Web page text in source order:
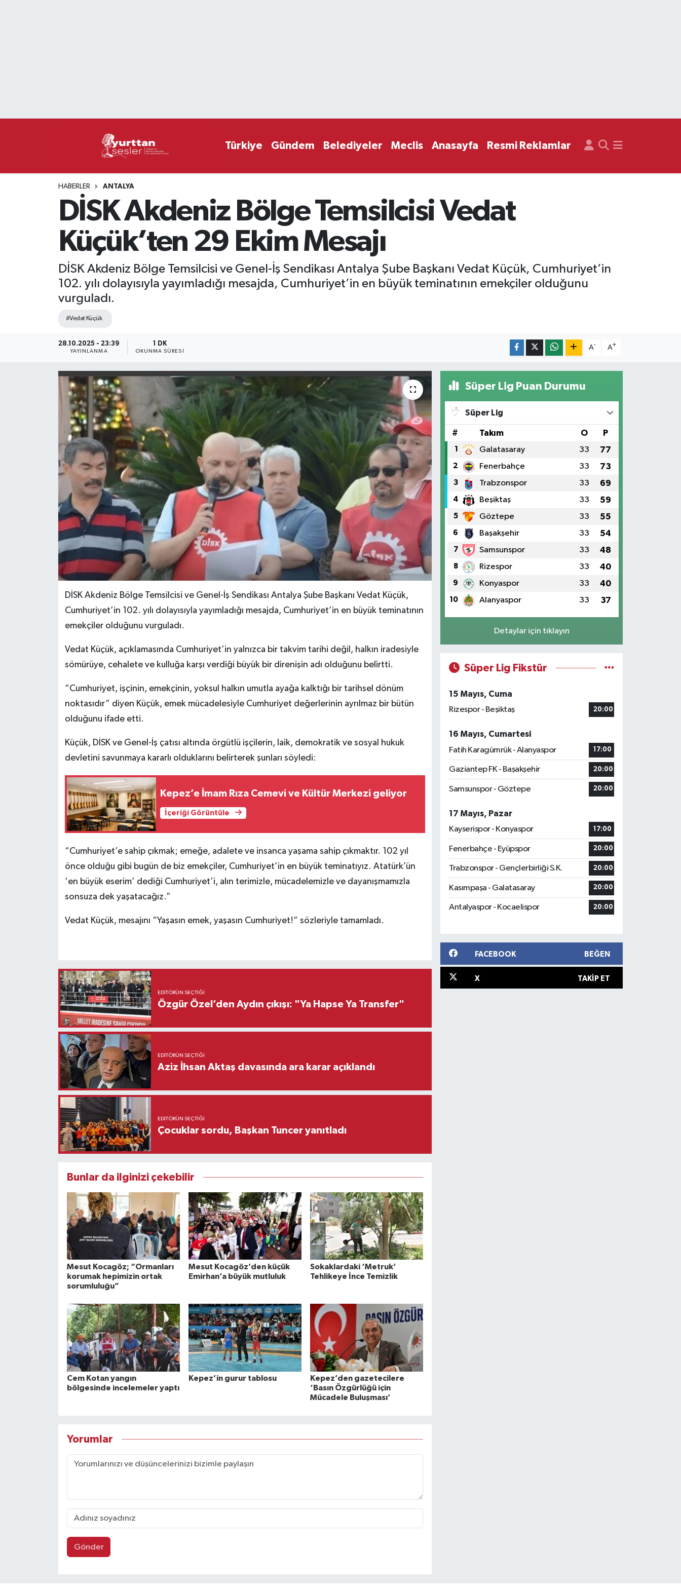
Türkiye Gündem Belediyeler Meclis Anasayfa Resmi Reklamlar
HABERLER ANTALYA
DİSK Akdeniz Bölge Temsilcisi Vedat
Küçük’ten 29 Ekim Mesajı
DİSK Akdeniz Bölge Temsilcisi ve Genel-İş Sendikası Antalya Şube Başkanı Vedat Küçük, Cumhuriyet’in
102. yılı dolayısıyla yayımladığı mesajda, Cumhuriyet’in en büyük teminatının emekçiler olduğunu
vurguladı.
#Vedat Küçük
28.10.2025 - 23:39
YAYINLANMA
1 DK
OKUNMA SÜRESI
A- A+
DİSK Akdeniz Bölge Temsilcisi ve Genel-İş Sendikası Antalya Şube Başkanı Vedat Küçük,
Cumhuriyet’in 102. yılı dolayısıyla yayımladığı mesajda, Cumhuriyet’in en büyük teminatının
emekçiler olduğunu vurguladı.
Vedat Küçük, açıklamasında Cumhuriyet’in yalnızca bir takvim tarihi değil, halkın iradesiyle
sömürüye, cehalete ve kulluğa karşı verdiği büyük bir direnişin adı olduğunu belirtti.
“Cumhuriyet, işçinin, emekçinin, yoksul halkın umutla ayağa kalktığı bir tarihsel dönüm
noktasıdır” diyen Küçük, emek mücadelesiyle Cumhuriyet değerlerinin ayrılmaz bir bütün
olduğunu ifade etti.
Küçük, DİSK ve Genel-İş çatısı altında örgütlü işçilerin, laik, demokratik ve sosyal hukuk
devletini savunmaya kararlı olduklarını belirterek şunları söyledi:
Kepez’e İmam Rıza Cemevi ve Kültür Merkezi geliyor
İçeriği Görüntüle
“Cumhuriyet’e sahip çıkmak; emeğe, adalete ve insanca yaşama sahip çıkmaktır. 102 yıl
önce olduğu gibi bugün de biz emekçiler, Cumhuriyet’in en büyük teminatıyız. Atatürk’ün
‘en büyük eserim’ dediği Cumhuriyet’i, alın terimizle, mücadelemizle ve dayanışmamızla
sonsuza dek yaşatacağız.”
Vedat Küçük, mesajını “Yaşasın emek, yaşasın Cumhuriyet!” sözleriyle tamamladı.
EDITÖRÜN SEÇTIĞI
Özgür Özel’den Aydın çıkışı: "Ya Hapse Ya Transfer"
EDITÖRÜN SEÇTIĞI
Aziz İhsan Aktaş davasında ara karar açıklandı
EDITÖRÜN SEÇTIĞI
Çocuklar sordu, Başkan Tuncer yanıtladı
Bunlar da ilginizi çekebilir
Mesut Kocagöz; “Ormanları
korumak hepimizin ortak
sorumluluğu”
Mesut Kocagöz’den küçük
Emirhan’a büyük mutluluk
Sokaklardaki ‘Metruk’
Tehlikeye İnce Temizlik
Cem Kotan yangın
bölgesinde incelemeler yaptı
Kepez’in gurur tablosu
Kepez’den gazetecilere
‘Basın Özgürlüğü için
Mücadele Buluşması’
Yorumlar
Gönder
Süper Lig Puan Durumu
Süper Lig
# Takım O P
1 Galatasaray 33 77
2 Fenerbahçe 33 73
3 Trabzonspor 33 69
4 Beşiktaş 33 59
5 Göztepe 33 55
6 Başakşehir 33 54
7 Samsunspor 33 48
8 Rizespor 33 40
9 Konyaspor 33 40
10 Alanyaspor 33 37
Detaylar için tıklayın
Süper Lig Fikstür
15 Mayıs, Cuma
Rizespor - Beşiktaş
20:00
16 Mayıs, Cumartesi
Fatih Karagümrük - Alanyaspor
17:00
Gaziantep FK - Başakşehir 20:00
Samsunspor - Göztepe 20:00
17 Mayıs, Pazar
Kayserispor - Konyaspor
17:00
Fenerbahçe - Eyüpspor 20:00
Trabzonspor - Gençlerbirliği S.K. 20:00
Kasımpaşa - Galatasaray 20:00
Antalyaspor - Kocaelispor 20:00
FACEBOOK BEĞEN
X TAKIP ET
Süper Lig Puan Durumu ve Fikstür
Son Dakika Haberleri
Haber Arşivi